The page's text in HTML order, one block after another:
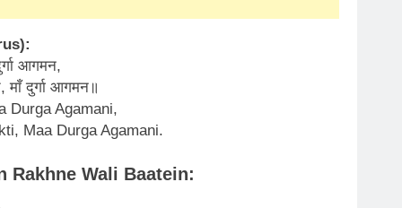
आगमन,
माँ दुर्गा आगमन॥
Durga Agamani,
Maa Durga Agamani.
Rakhne Wali Baatein: